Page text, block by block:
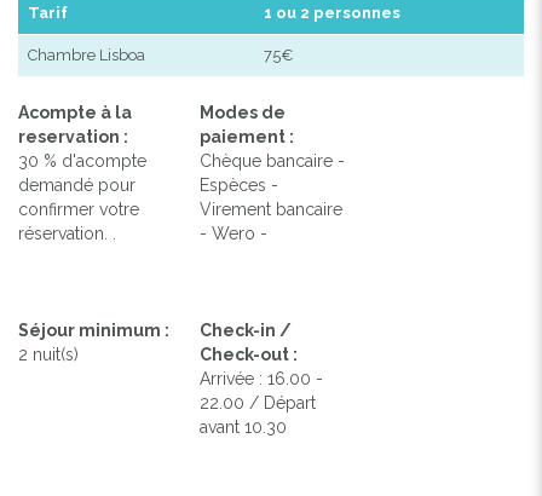
Tarif 1 ou 2 personnes
Chambre Lisboa 75€
Acompte à la
reservation :
30 % d'acompte
demandé pour
confirmer votre
réservation. .
Modes de
paiement :
Chèque bancaire -
Espèces -
Virement bancaire
- Wero -
Séjour minimum :
2 nuit(s)
Check-in /
Check-out :
Arrivée : 16.00 -
22.00 / Départ
avant 10.30